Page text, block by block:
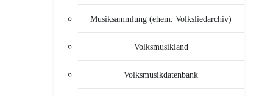
Musiksammlung (ehem. Volksliedarchiv)
Volksmusikland
Volksmusikdatenbank